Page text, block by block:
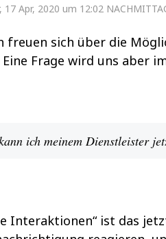
17 Apr, 2020 um 12:02
freuen sich über die
Frage wird uns aber
ich meinem Dienstleister
Interaktionen“ ist das